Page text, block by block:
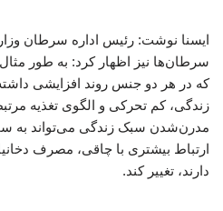
ایسنا نوشت: رئیس اداره سرطان
سرطان‌ها نیز اظهار کرد: به طور
که در هر دو جنس روند افزایشی
زندگی، کم تحرکی و الگوی تغذیه
مدرن‌شدن سبک زندگی می‌تواند به
ارتباط بیشتری با چاقی، مصرف
دارند، تغییر کند.